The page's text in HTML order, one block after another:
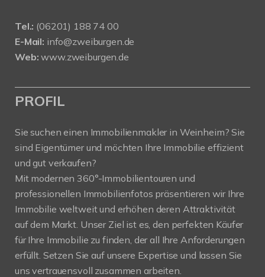
Tel.: (06201) 188 74 00
E-Mail: info@zweiburgen.de
Web: www.zweiburgen.de
PROFIL
Sie suchen einen Immobilienmakler in Weinheim? Sie
sind Eigentümer und möchten Ihre Immobilie effizient
und gut verkaufen?
Mit modernen 360°-Immobilientouren und
professionellen Immobilienfotos präsentieren wir Ihre
Immobilie weltweit und erhöhen deren Attraktivität
auf dem Markt. Unser Ziel ist es, den perfekten Käufer
für Ihre Immobilie zu finden, der all Ihre Anforderungen
erfüllt. Setzen Sie auf unsere Expertise und lassen Sie
uns vertrauensvoll zusammen arbeiten.